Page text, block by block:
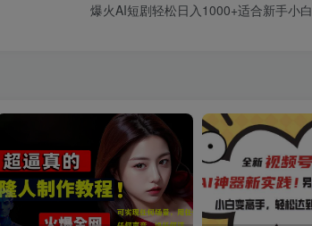
爆火AI短剧轻松日入1000+适合新手小白